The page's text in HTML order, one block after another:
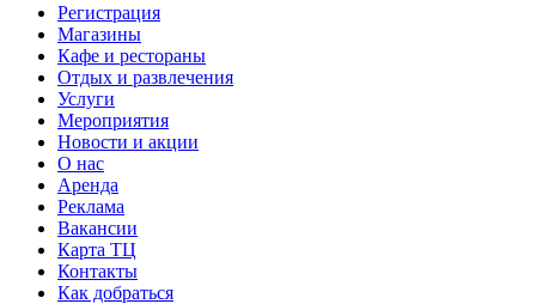
Регистрация
Магазины
Кафе и рестораны
Отдых и развлечения
Услуги
Мероприятия
Новости и акции
О нас
Аренда
Реклама
Вакансии
Карта ТЦ
Контакты
Как добраться